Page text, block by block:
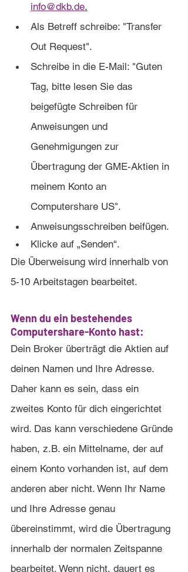
info@dkb.de.
Als Betreff schreibe: "Transfer
Out Request".
Schreibe in die E-Mail: "Guten
Tag, bitte lesen Sie das
beigefügte Schreiben für
Anweisungen und
Genehmigungen zur
Übertragung der GME-Aktien in
meinem Konto an
Computershare US".
Anweisungsschreiben beifügen.
Klicke auf „Senden“.
Die Überweisung wird innerhalb von
5-10 Arbeitstagen bearbeitet.
Wenn du ein bestehendes
Computershare-Konto hast:
Dein Broker überträgt die Aktien auf
deinen Namen und Ihre Adresse.
Daher kann es sein, dass ein
zweites Konto für dich eingerichtet
wird. Das kann verschiedene Gründe
haben, z.B. ein Mittelname, der auf
einem Konto vorhanden ist, auf dem
anderen aber nicht. Wenn Ihr Name
und Ihre Adresse genau
übereinstimmt, wird die Übertragung
innerhalb der normalen Zeitspanne
bearbeitet. Wenn nicht, dauert es